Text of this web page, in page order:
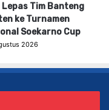
Lepas Tim Banteng
ke Turnamen
Soekarno Cup
2026